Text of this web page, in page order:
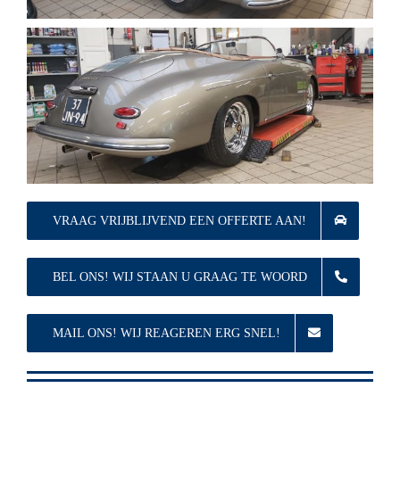
VRAAG VRIJBLIJVEND EEN OFFERTE AAN!
BEL ONS! WIJ STAAN U GRAAG TE WOORD
MAIL ONS! WIJ REAGEREN ERG SNEL!